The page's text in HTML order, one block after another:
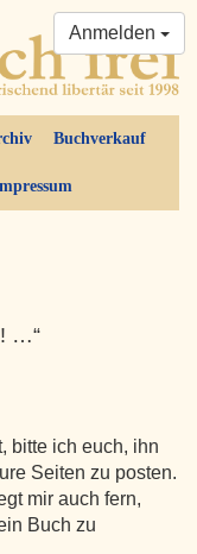
Buchverkauf
Anmelden
…“
bitte ich euch, ihn
Seiten zu posten.
mir auch fern,
Buch zu